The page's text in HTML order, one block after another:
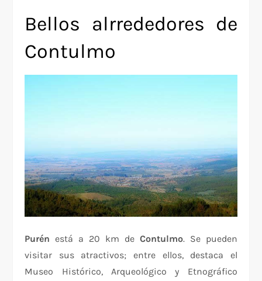
Bellos alrrededores de
Contulmo
Purén está a 20 km de Contulmo. Se pueden
visitar sus atractivos; entre ellos, destaca el
Museo Histórico, Arqueológico y Etnográfico